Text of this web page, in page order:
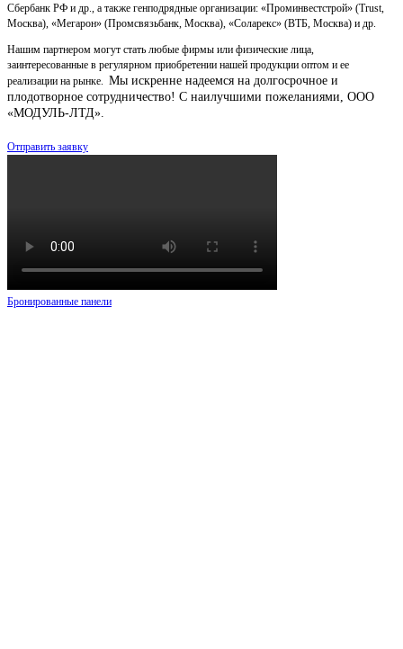
Сбербанк РФ и др., а также генподрядные организации: «Проминвестстрой» (Trust,
Москва), «Мегарон» (Промсвязьбанк, Москва), «Соларекс» (ВТБ, Москва) и др.
Нашим партнером могут стать любые фирмы или физические лица,
заинтересованные в регулярном приобретении нашей продукции оптом и ее
реализации на рынке. Мы искренне надеемся на долгосрочное и
плодотворное сотрудничество! С наилучшими пожеланиями, ООО
«МОДУЛЬ-ЛТД».
Отправить заявку
Бронированные панели